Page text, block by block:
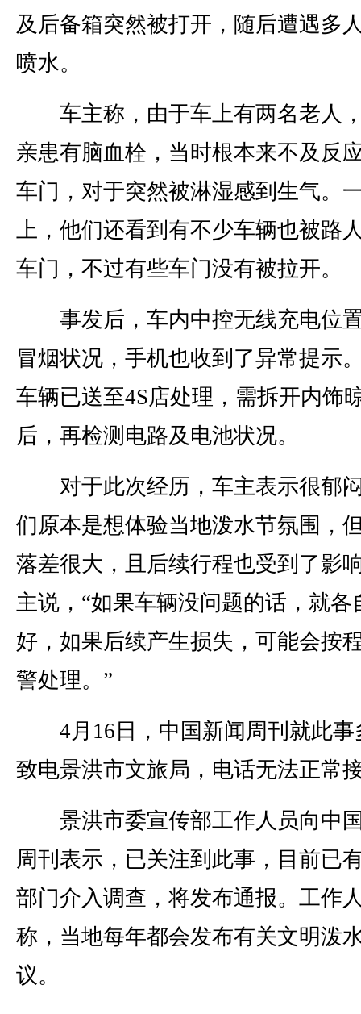
及后备箱突然被打开，随后遭遇多
喷水。
车主称，由于车上有两名老人
亲患有脑血栓，当时根本来不及反
车门，对于突然被淋湿感到生气。
上，他们还看到有不少车辆也被路
车门，不过有些车门没有被拉开。
事发后，车内中控无线充电位
冒烟状况，手机也收到了异常提示
车辆已送至4S店处理，需拆开内饰
后，再检测电路及电池状况。
对于此次经历，车主表示很郁
们原本是想体验当地泼水节氛围，
落差很大，且后续行程也受到了影
主说，“如果车辆没问题的话，就各
好，如果后续产生损失，可能会按
警处理。”
4月16日，中国新闻周刊就此事
致电景洪市文旅局，电话无法正常
景洪市委宣传部工作人员向中
周刊表示，已关注到此事，目前已
部门介入调查，将发布通报。工作
称，当地每年都会发布有关文明泼
议。